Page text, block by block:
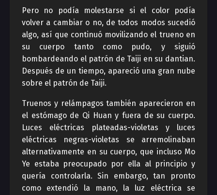
Pero no podía molestarse si el color podía
volver a cambiar o no, de todos modos sucedió
algo, así que continuó movilizando el trueno en
su cuerpo tanto como pudo, y siguió
bombardeando el patrón de Taiji en su dantian.
Después de un tiempo, apareció una gran nube
sobre el patrón de Taiji.
Truenos y relámpagos también aparecieron en
el estómago de Qi Huan y fuera de su cuerpo.
Luces eléctricas plateadas-violetas y luces
eléctricas negras-violetas se arremolinaban
alternativamente en su cuerpo, que incluso Mo
Ye estaba preocupado por ella al principio y
quería controlarla. Sin embargo, tan pronto
como extendió la mano, la luz eléctrica se